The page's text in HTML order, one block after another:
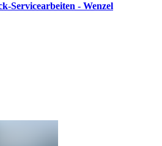
Servicearbeiten - Wenzel